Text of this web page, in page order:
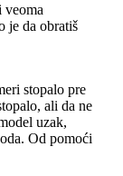
veoma
je da obratiš
stopalo pre
ali da ne
uzak,
Od pomoći